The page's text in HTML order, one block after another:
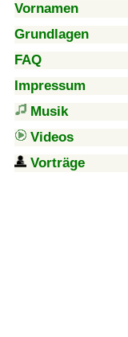
Vornamen
Grundlagen
FAQ
Impressum
Musik
Videos
Vorträge